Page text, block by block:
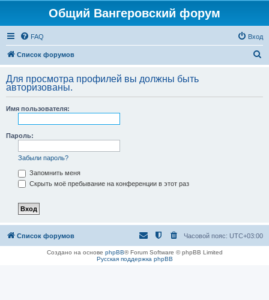
Общий Вангеровский форум
FAQ Вход
Список форумов
с
Для просмотра профилей вы должны быть
авторизованы.
Имя пользователя:
Пароль:
Забыли пароль?
Запомнить меня
Скрыть моё пребывание на конференции в этот раз
Список форумов Часовой пояс: UTC+03:00
Создано на основе phpBB® Forum Software © phpBB Limited
Русская поддержка phpBB